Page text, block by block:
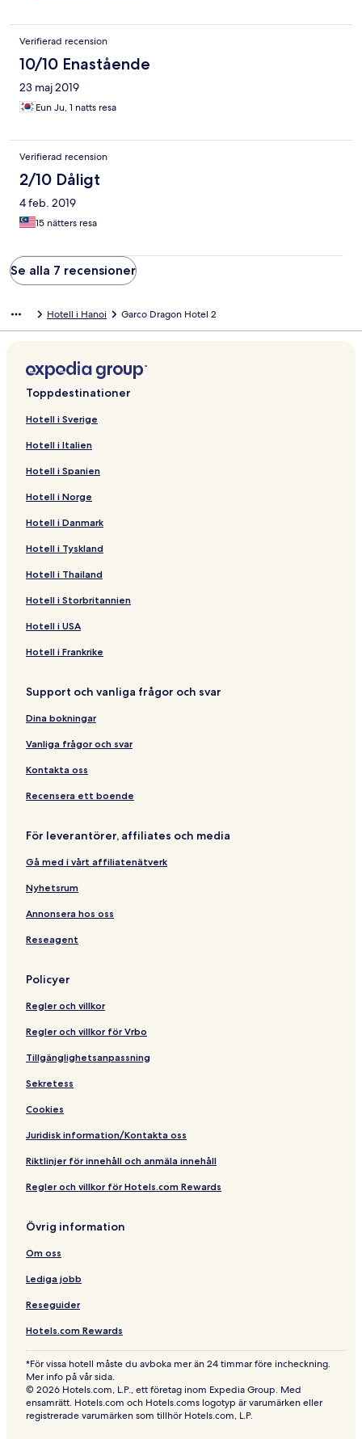
Verifierad recension
10/10 Enastående
23 maj 2019
Eun Ju, 1 natts resa
Verifierad recension
2/10 Dåligt
4 feb. 2019
15 nätters resa
Se alla 7 recensioner
Hotell i Hanoi Garco Dragon Hotel 2
Toppdestinationer
Hotell i Sverige
Hotell i Italien
Hotell i Spanien
Hotell i Norge
Hotell i Danmark
Hotell i Tyskland
Hotell i Thailand
Hotell i Storbritannien
Hotell i USA
Hotell i Frankrike
Support och vanliga frågor och svar
Dina bokningar
Vanliga frågor och svar
Kontakta oss
Recensera ett boende
För leverantörer, affiliates och media
Gå med i vårt affiliatenätverk
Nyhetsrum
Annonsera hos oss
Reseagent
Policyer
Regler och villkor
Regler och villkor för Vrbo
Tillgänglighetsanpassning
Sekretess
Cookies
Juridisk information/Kontakta oss
Riktlinjer för innehåll och anmäla innehåll
Regler och villkor för Hotels.com Rewards
Övrig information
Om oss
Lediga jobb
Reseguider
Hotels.com Rewards
*För vissa hotell måste du avboka mer än 24 timmar före incheckning.
Mer info på vår sida.
© 2026 Hotels.com, L.P., ett företag inom Expedia Group. Med
ensamrätt. Hotels.com och Hotels.coms logotyp är varumärken eller
registrerade varumärken som tillhör Hotels.com, L.P.